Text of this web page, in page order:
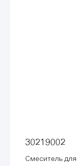
30219002
Смеситель для